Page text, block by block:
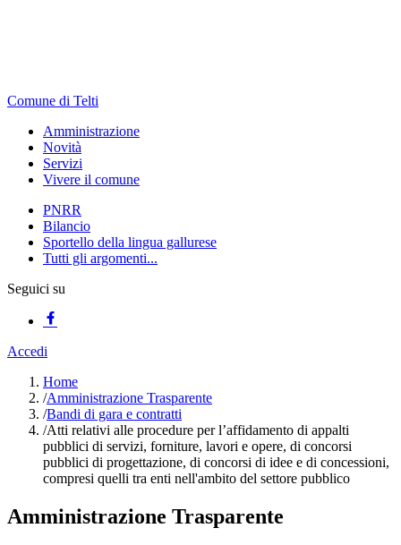
Comune di Telti
Amministrazione
Novità
Servizi
Vivere il comune
PNRR
Bilancio
Sportello della lingua gallurese
Tutti gli argomenti...
Seguici su
Accedi
Home
/Amministrazione Trasparente
/Bandi di gara e contratti
/Atti relativi alle procedure per l’affidamento di appalti
pubblici di servizi, forniture, lavori e opere, di concorsi
pubblici di progettazione, di concorsi di idee e di concessioni,
compresi quelli tra enti nell'ambito del settore pubblico
Amministrazione Trasparente